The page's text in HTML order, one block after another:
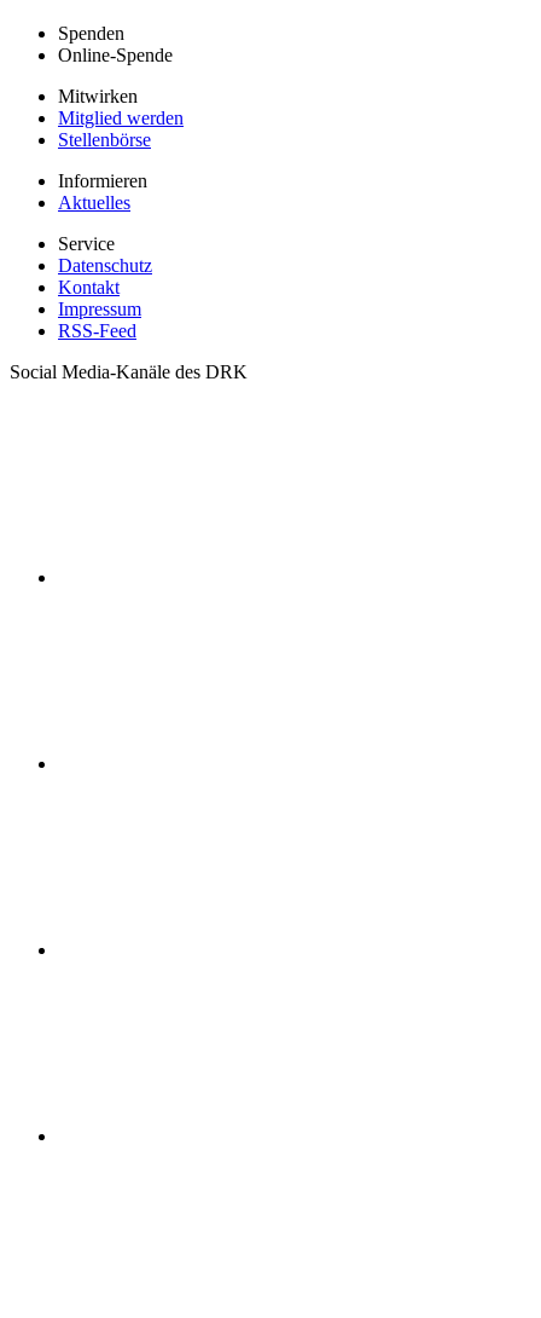
Spenden
Online-Spende
Mitwirken
Mitglied werden
Stellenbörse
Informieren
Aktuelles
Service
Datenschutz
Kontakt
Impressum
RSS-Feed
Social Media-Kanäle des DRK